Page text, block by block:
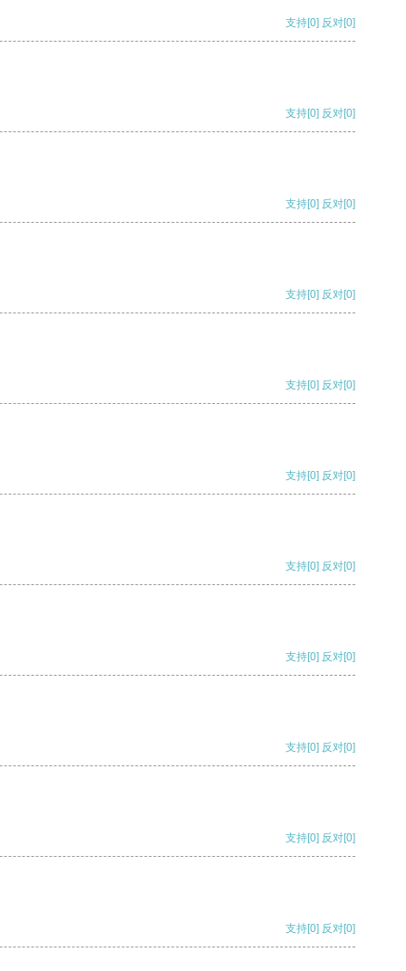
支持[0] 反对[0]
支持[0] 反对[0]
支持[0] 反对[0]
支持[0] 反对[0]
支持[0] 反对[0]
支持[0] 反对[0]
支持[0] 反对[0]
支持[0] 反对[0]
支持[0] 反对[0]
支持[0] 反对[0]
支持[0] 反对[0]